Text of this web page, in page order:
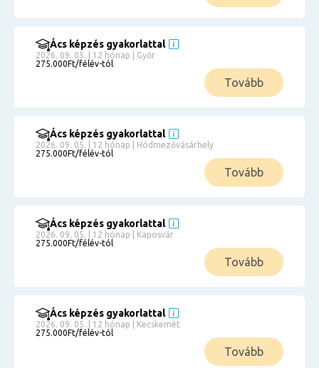
Ács képzés gyakorlattal
2026. 09. 05. | 12 hónap | Győr
275.000Ft/félév-tól
Tovább
Ács képzés gyakorlattal
2026. 09. 05. | 12 hónap | Hódmezővásárhely
275.000Ft/félév-tól
Tovább
Ács képzés gyakorlattal
2026. 09. 05. | 12 hónap | Kaposvár
275.000Ft/félév-tól
Tovább
Ács képzés gyakorlattal
2026. 09. 05. | 12 hónap | Kecskemét
275.000Ft/félév-tól
Tovább